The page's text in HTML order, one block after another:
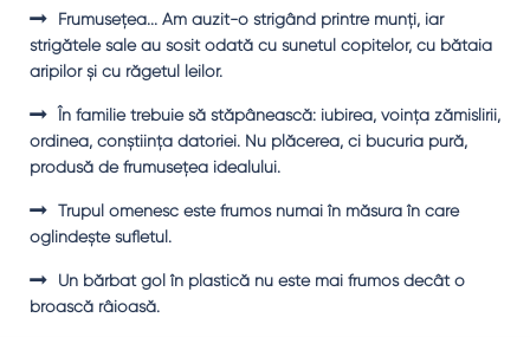
Frumuseţea... Am auzit-o strigând printre munţi, iar
strigătele sale au sosit odată cu sunetul copitelor, cu bătaia
aripilor şi cu răgetul leilor.
În familie trebuie să stăpânească: iubirea, voinţa zămislirii,
ordinea, conştiinţa datoriei. Nu plăcerea, ci bucuria pură,
produsă de frumuseţea idealului.
Trupul omenesc este frumos numai în măsura în care
oglindeşte sufletul.
Un bărbat gol în plastică nu este mai frumos decât o
broască râioasă.